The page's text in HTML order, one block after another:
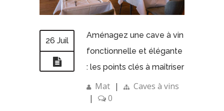
26 Juil
Aménagez une cave à vin
fonctionnelle et élégante
: les points clés à maîtriser
Mat |
Caves à vins
|
0